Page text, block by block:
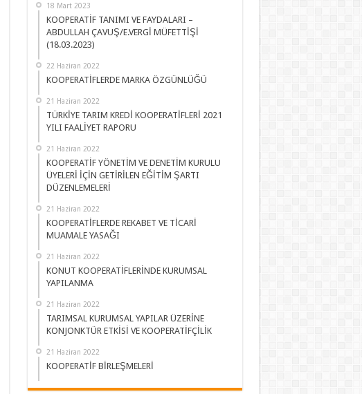
18 Mart 2023
KOOPERATİF TANIMI VE FAYDALARI –
ABDULLAH ÇAVUŞ/E.VERGİ MÜFETTİŞİ
(18.03.2023)
22 Haziran 2022
KOOPERATİFLERDE MARKA ÖZGÜNLÜĞÜ
21 Haziran 2022
TÜRKİYE TARIM KREDİ KOOPERATİFLERİ 2021
YILI FAALİYET RAPORU
21 Haziran 2022
KOOPERATİF YÖNETİM VE DENETİM KURULU
ÜYELERİ İÇİN GETİRİLEN EĞİTİM ŞARTI
DÜZENLEMELERİ
21 Haziran 2022
KOOPERATİFLERDE REKABET VE TİCARİ
MUAMALE YASAĞI
21 Haziran 2022
KONUT KOOPERATİFLERİNDE KURUMSAL
YAPILANMA
21 Haziran 2022
TARIMSAL KURUMSAL YAPILAR ÜZERİNE
KONJONKTÜR ETKİSİ VE KOOPERATİFÇİLİK
21 Haziran 2022
KOOPERATİF BİRLEŞMELERİ